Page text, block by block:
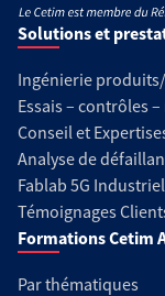
Solutions et
Ingénierie
Essais – contrôles
Conseil et
Analyse de
Fablab 5G
Témoignages
Formations Cetim
Par thématiques